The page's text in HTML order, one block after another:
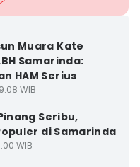
Muara Kate
Samarinda:
HAM Serius
WIB
Seribu,
di Samarinda
WIB